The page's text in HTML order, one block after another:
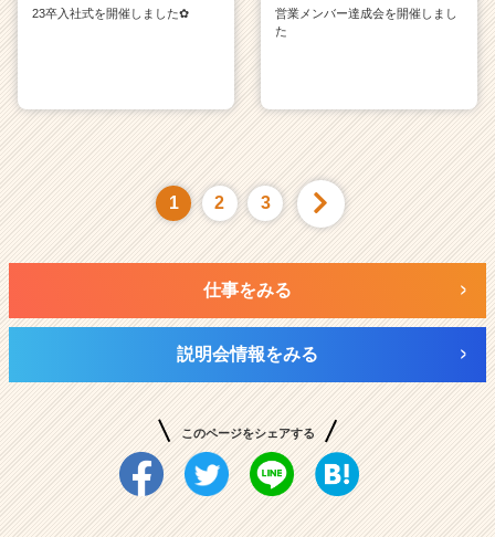
23卒入社式を開催しました✿
営業メンバー達成会を開催しまし
た
1 2 3
仕事をみる
説明会情報をみる
このページをシェアする